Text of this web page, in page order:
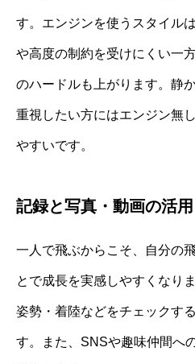
す。エンジンを使うスタイル
や高度の制約を受けにくい一
のハードルも上がります。静
重視したい方にはエンジン無
やすいです。
記録と写真・動画の活用
一人で飛ぶからこそ、自分の
とで成長を実感しやすくなり
姿勢・着陸などをチェックす
す。また、SNSや趣味仲間へ